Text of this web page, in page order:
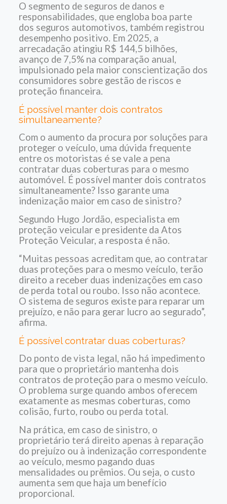
O segmento de seguros de danos e
responsabilidades, que engloba boa parte
dos seguros automotivos, também registrou
desempenho positivo. Em 2025, a
arrecadação atingiu R$ 144,5 bilhões,
avanço de 7,5% na comparação anual,
impulsionado pela maior conscientização dos
consumidores sobre gestão de riscos e
proteção financeira.
É possível manter dois contratos
simultaneamente?
Com o aumento da procura por soluções para
proteger o veículo, uma dúvida frequente
entre os motoristas é se vale a pena
contratar duas coberturas para o mesmo
automóvel. É possível manter dois contratos
simultaneamente? Isso garante uma
indenização maior em caso de sinistro?
Segundo Hugo Jordão, especialista em
proteção veicular e presidente da Atos
Proteção Veicular, a resposta é não.
“Muitas pessoas acreditam que, ao contratar
duas proteções para o mesmo veículo, terão
direito a receber duas indenizações em caso
de perda total ou roubo. Isso não acontece.
O sistema de seguros existe para reparar um
prejuízo, e não para gerar lucro ao segurado”,
afirma.
É possível contratar duas coberturas?
Do ponto de vista legal, não há impedimento
para que o proprietário mantenha dois
contratos de proteção para o mesmo veículo.
O problema surge quando ambos oferecem
exatamente as mesmas coberturas, como
colisão, furto, roubo ou perda total.
Na prática, em caso de sinistro, o
proprietário terá direito apenas à reparação
do prejuízo ou à indenização correspondente
ao veículo, mesmo pagando duas
mensalidades ou prêmios. Ou seja, o custo
aumenta sem que haja um benefício
proporcional.